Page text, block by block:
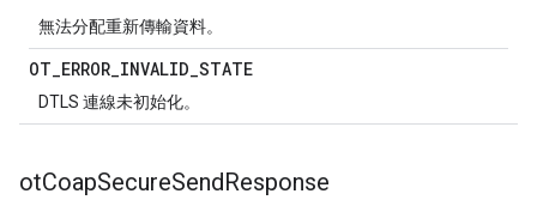
無法分配重新傳輸資料。
OT_ERROR_INVALID_STATE
DTLS 連線未初始化。
otCoapSecureSendResponse